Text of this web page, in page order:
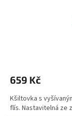
659 Kč
Kšiltovka s
flís. Nastavitelná ze